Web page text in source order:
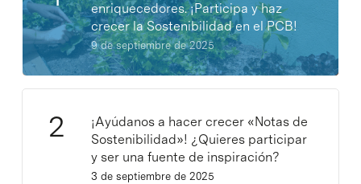
enriquecedores. ¡Participa y haz
crecer la Sostenibilidad en el PCB!
9 de septiembre de 2025
¡Ayúdanos a hacer crecer «Notas de
Sostenibilidad»! ¿Quieres participar
y ser una fuente de inspiración?
3 de septiembre de 2025